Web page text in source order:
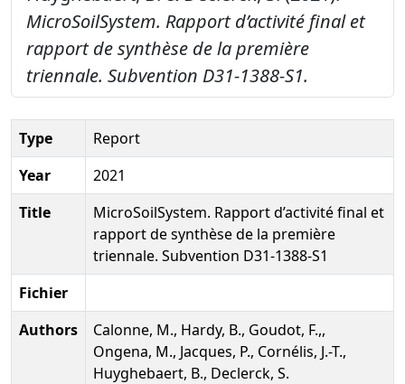
MicroSoilSystem. Rapport d’activité final et
rapport de synthèse de la première
triennale. Subvention D31-1388-S1.
Type
Report
Year
2021
Title
MicroSoilSystem. Rapport d’activité final et
rapport de synthèse de la première
triennale. Subvention D31-1388-S1
Fichier
Authors
Calonne, M., Hardy, B., Goudot, F.,,
Ongena, M., Jacques, P., Cornélis, J.-T.,
Huyghebaert, B., Declerck, S.